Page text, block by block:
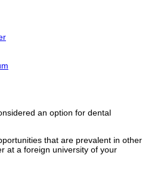
an option for dental
that are prevalent in other
at a foreign university of your